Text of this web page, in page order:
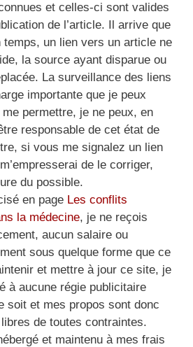
et celles-ci sont valides
de l’article. Il arrive que
temps, un lien vers un article ne
la source ayant disparue ou
La surveillance des liens
importante que je peux
permettre, je ne peux, en
responsable de cet état de
si vous me signalez un lien
de le corriger,
du possible.
en page Les conflits
la médecine, je ne reçois
aucun salaire ou
sous quelque forme que ce
et mettre à jour ce site, je
à aucune régie publicitaire
soit et mes propos sont donc
de toutes contraintes.
et maintenu à mes frais